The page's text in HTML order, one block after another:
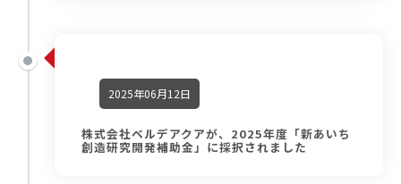
2025年06月12日
株式会社ベルデアクアが、2025年度「新あいち
創造研究開発補助金」に採択されました